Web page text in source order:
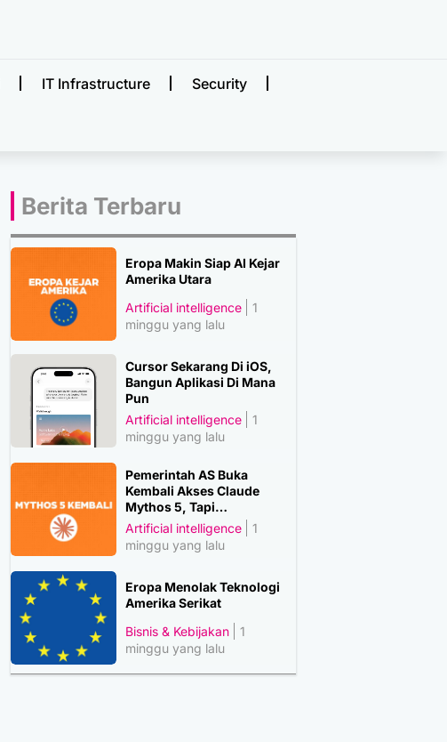
IT Infrastructure Security
Berita Terbaru
Eropa Makin Siap AI Kejar
Amerika Utara
Artificial intelligence
1
minggu yang lalu
Cursor Sekarang Di iOS,
Bangun Aplikasi Di Mana
Pun
Artificial intelligence
1
minggu yang lalu
Pemerintah AS Buka
Kembali Akses Claude
Mythos 5, Tapi…
Artificial intelligence
1
minggu yang lalu
Eropa Menolak Teknologi
Amerika Serikat
Bisnis & Kebijakan
1
minggu yang lalu